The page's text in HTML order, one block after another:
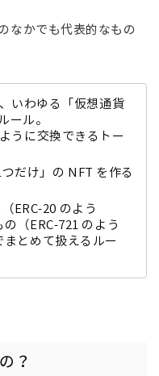
なかでも代表的なもの
いわゆる「仮想通貨
ール。
うに交換できるトー
だけ」の NFT を作る
ERC-20 のよう
（ERC-721 のよう
とめて扱えるルー
？